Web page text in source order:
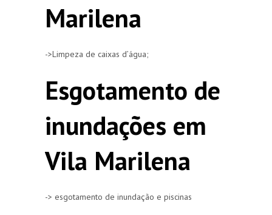
Marilena
->Limpeza de caixas d’água;
Esgotamento de
inundações em
Vila Marilena
-> esgotamento de inundação e piscinas